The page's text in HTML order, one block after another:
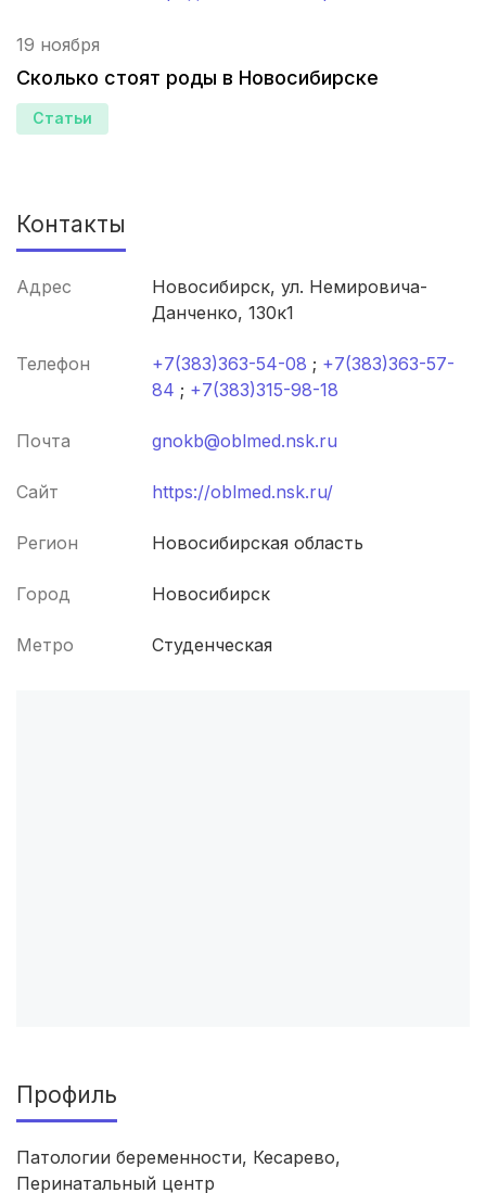
19 ноября
Сколько стоят роды в Новосибирске
Статьи
Контакты
Адрес
Новосибирск, ул. Немировича-
Данченко, 130к1
Телефон +7(383)363-54-08 ; +7(383)363-57-
84 ; +7(383)315-98-18
Почта gnokb@oblmed.nsk.ru
Сайт https://oblmed.nsk.ru/
Регион Новосибирская область
Город Новосибирск
Метро Студенческая
Профиль
Патологии беременности, Кесарево,
Перинатальный центр
Оренбург
Чебоксары (3 роддома)
Петропавловск-Камчатский
Пенза (3 роддома)
Ставрополь(3 роддома)
Магнитогорск (3 роддома)
Стерлитамак(3 роддома)
Вологда (3 роддома)
Гатчина (3 роддома)
Иркутск (3 роддома)
Мурманск (3 роддома)
Таганрог
Озеры(2 роддома)